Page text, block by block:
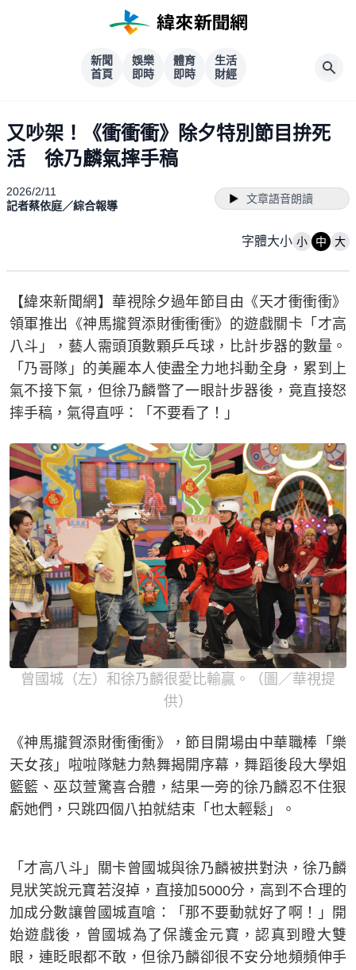
新聞
首頁
娛樂
即時
體育
即時
生活
財經
又吵架！《衝衝衝》除夕特別節目拚死
活 徐乃麟氣摔手稿
2026/2/11
記者蔡依庭／綜合報導
文章語音朗讀
字體大小 小 中 大
【緯來新聞網】華視除夕過年節目由《天才衝衝衝》
領軍推出《神馬攏賀添財衝衝衝》的遊戲關卡「才高
八斗」，藝人需頭頂數顆乒乓球，比計步器的數量。
「乃哥隊」的美麗本人使盡全力地抖動全身，累到上
氣不接下氣，但徐乃麟瞥了一眼計步器後，竟直接怒
摔手稿，氣得直呼：「不要看了！」
曾國城（左）和徐乃麟很愛比輸贏。（圖／華視提
供）
《神馬攏賀添財衝衝衝》，節目開場由中華職棒「樂
天女孩」啦啦隊魅力熱舞揭開序幕，舞蹈後段大學姐
籃籃、巫苡萱驚喜合體，結果一旁的徐乃麟忍不住狠
虧她們，只跳四個八拍就結束「也太輕鬆」。
「才高八斗」關卡曾國城與徐乃麟被拱對決，徐乃麟
見狀笑說元寶若沒掉，直接加5000分，高到不合理的
加成分數讓曾國城直嗆：「那不要動就好了啊！」開
始遊戲後，曾國城為了保護金元寶，認真到瞪大雙
眼，連眨眼都不敢，但徐乃麟卻很不安分地頻頻伸手